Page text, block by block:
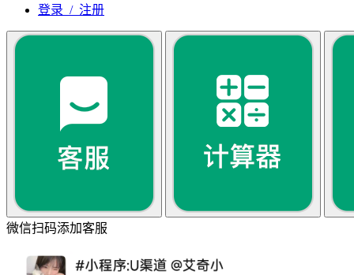
登录 / 注册
微信扫码添加客服